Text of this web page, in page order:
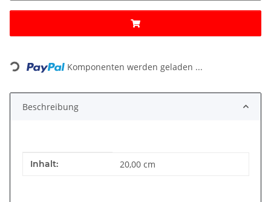
Loading... Komponenten werden geladen ...
Beschreibung
Produkteigenschaft
Wert
Inhalt: 20,00 cm